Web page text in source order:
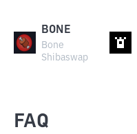
BONE
Bone
Shibaswap
FAQ